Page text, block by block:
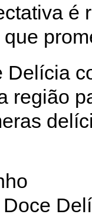
é
Delícia
região